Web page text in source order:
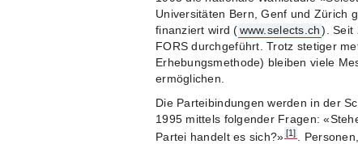
Universitäten Bern, Genf und Zürich
finanziert wird ( www.selects.ch ). Seit
FORS durchgeführt. Trotz stetiger
Erhebungsmethode) bleiben viele
ermöglichen.
Die Parteibindungen werden in der
1995 mittels folgender Fragen:
Partei handelt es sich?» [1] .